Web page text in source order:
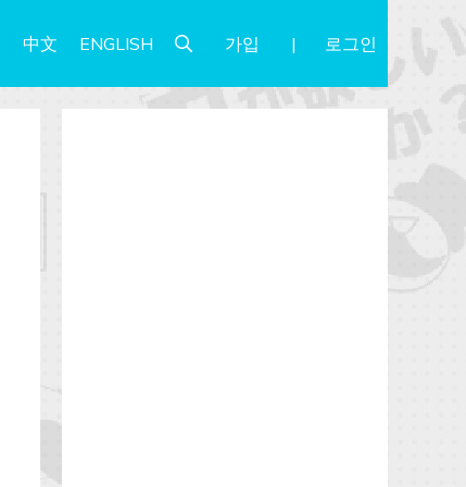
中文 ENGLISH 가입 로그인